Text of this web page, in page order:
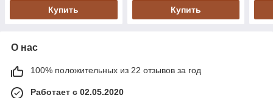
Купить Купить
О нас
100% положительных из 22 отзывов за год
Работает с 02.05.2020